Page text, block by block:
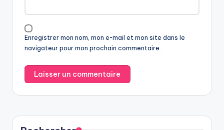
Enregistrer mon nom, mon e-mail et mon site dans le
navigateur pour mon prochain commentaire.